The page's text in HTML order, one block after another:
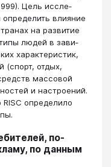
Цель иссле­
влияние
на развитие
типы людей в зави­
характеристик,
(спорт, отдых,
массовой
и настроений.
RISC определило
по-
по данным